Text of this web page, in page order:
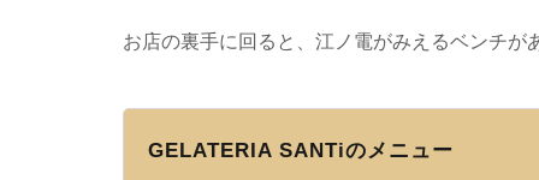
お店の裏手に回ると、江ノ電がみえるベンチが
GELATERIA SANTiのメニュー